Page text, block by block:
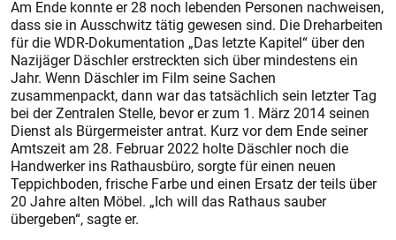
Am Ende konnte er 28 noch lebenden Personen nachweisen,
dass sie in Ausschwitz tätig gewesen sind. Die Dreharbeiten
für die WDR-Dokumentation „Das letzte Kapitel“ über den
Nazijäger Däschler erstreckten sich über mindestens ein
Jahr. Wenn Däschler im Film seine Sachen
zusammenpackt, dann war das tatsächlich sein letzter Tag
bei der Zentralen Stelle, bevor er zum 1. März 2014 seinen
Dienst als Bürgermeister antrat. Kurz vor dem Ende seiner
Amtszeit am 28. Februar 2022 holte Däschler noch die
Handwerker ins Rathausbüro, sorgte für einen neuen
Teppichboden, frische Farbe und einen Ersatz der teils über
20 Jahre alten Möbel. „Ich will das Rathaus sauber
übergeben“, sagte er.